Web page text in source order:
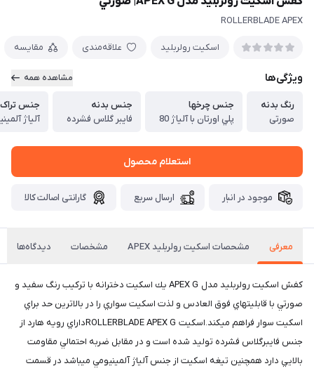
ROLLERBLADE APEX
اسکیت رولربلید علاقه‌مندی مقایسه
ویژگی‌ها مشاهده همه
رنگ بدنه
صورتی
جنس چرخها
پلي اورتان با آلياژ 80
جنس بدنه
فایبر گلاس فشرده
جنس تراک
آلیاژ
استعلام محصول
موجود در انبار ارسال سریع گارانتی اصالت کالا
معرفی مشحصات اسكيت رولربليد APEX مشخصات دیدگاه‌ها
كفش اسكيت رولربليد مدل APEX G يك اسكيت دخترانه با تركيب رنگ سفيد و
صورتي با قابليتهاي فوق العادس و لذت اسكيت سواري را در بالاترين حد براي
اسكيت سوار فراهم ميكند.اسكيت ROLLERBLADE APEX Gداراي رويه هارد از
جنس فايبرگلاس فشرده توليد شده است و در مقابل ضربه احتمالي مقاومت
بالايي دارد همچنين تيغه اسكيت از جنس آلياژ آلمينيومي ميباشد در قسمت